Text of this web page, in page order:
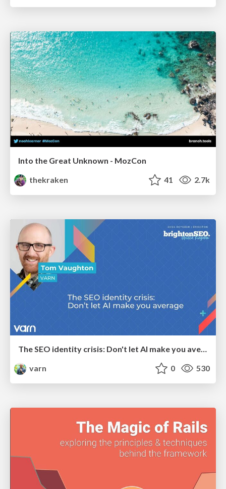
Into the Great Unknown - MozCon
thekraken
41 2.7k
The SEO identity crisis: Don't let AI make you average
varn
0 530